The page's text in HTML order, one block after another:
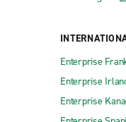
Enterprise
Enterprise
Enterprise